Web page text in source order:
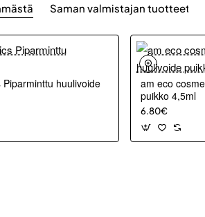
Saman valmistajan tuotteet
huulivoide
am eco
puikko 4,5ml
6.80€